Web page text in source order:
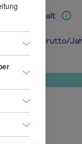
Mediangehalt
€ brutto/